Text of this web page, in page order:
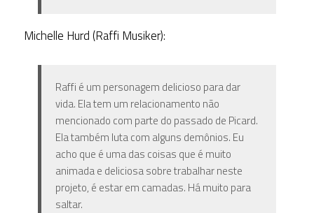
Michelle Hurd (Raffi Musiker):
Raffi é um personagem delicioso para dar
vida. Ela tem um relacionamento não
mencionado com parte do passado de Picard.
Ela também luta com alguns demônios. Eu
acho que é uma das coisas que é muito
animada e deliciosa sobre trabalhar neste
projeto, é estar em camadas. Há muito para
saltar.